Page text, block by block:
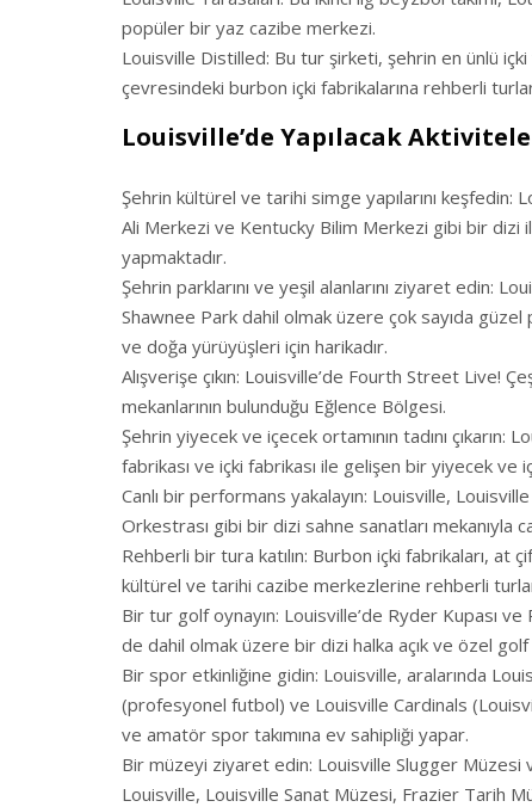
popüler bir yaz cazibe merkezi.
Louisville Distilled: Bu tur şirketi, şehrin en ünlü
çevresindeki burbon içki fabrikalarına rehberli
Louisville’de Yapılacak
Şehrin kültürel ve tarihi simge yapılarını
Ali Merkezi ve Kentucky Bilim Merkezi gibi bir
yapmaktadır.
Şehrin parklarını ve yeşil alanlarını ziyaret edin:
Shawnee Park dahil olmak üzere çok sayıda güzel
ve doğa yürüyüşleri için harikadır.
Alışverişe çıkın: Louisville’de Fourth Street Live!
mekanlarının bulunduğu Eğlence Bölgesi.
Şehrin yiyecek ve içecek ortamının tadını
fabrikası ve içki fabrikası ile gelişen bir yiyecek ve
Canlı bir performans yakalayın: Louisville,
Orkestrası gibi bir dizi sahne sanatları mekanıyla
Rehberli bir tura katılın: Burbon içki fabrikaları, at
kültürel ve tarihi cazibe merkezlerine rehberli
Bir tur golf oynayın: Louisville’de Ryder Kupası ve
de dahil olmak üzere bir dizi halka açık ve özel golf
Bir spor etkinliğine gidin: Louisville, aralarında
(profesyonel futbol) ve Louisville Cardinals
ve amatör spor takımına ev sahipliği yapar.
Bir müzeyi ziyaret edin: Louisville Slugger Müzesi
Louisville, Louisville Sanat Müzesi, Frazier Tarih